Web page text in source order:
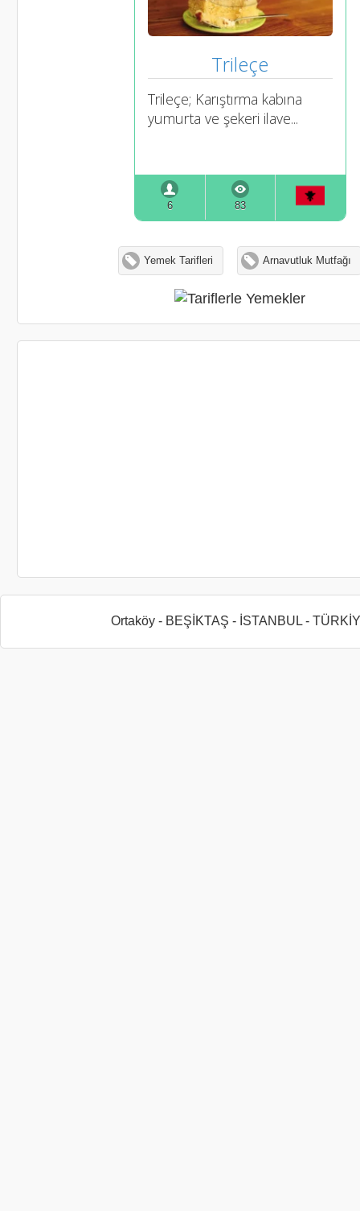
Trileçe
Trileçe; Karıştırma kabına
yumurta ve şekeri ilave...
6 83
Yemek Tarifleri Arnavutluk Mutfağı
Ortaköy - BEŞİKTAŞ - İSTANBUL -